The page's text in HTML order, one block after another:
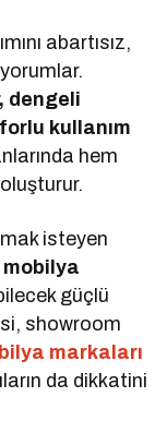
abartısız,
dengeli
kullanım
hem
isteyen
mobilya
güçlü
showroom
markaları
da dikkatini